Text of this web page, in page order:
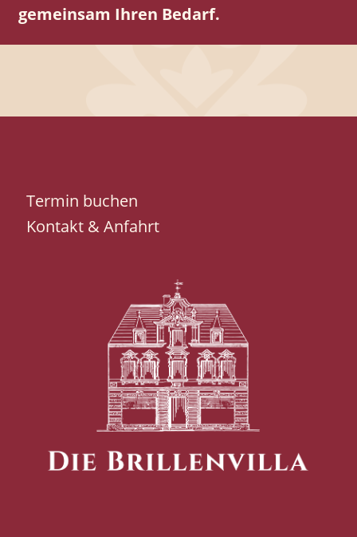
gemeinsam Ihren Bedarf.
Termin buchen
Kontakt & Anfahrt